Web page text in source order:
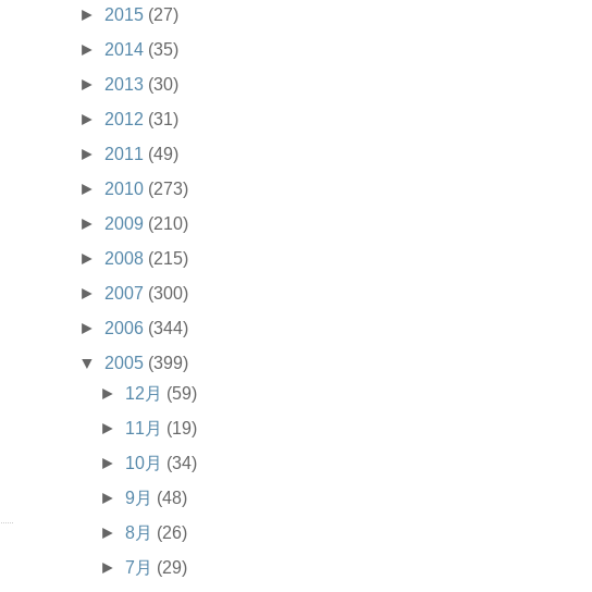
► 2015 (27)
► 2014 (35)
► 2013 (30)
► 2012 (31)
► 2011 (49)
► 2010 (273)
► 2009 (210)
► 2008 (215)
► 2007 (300)
► 2006 (344)
▼ 2005 (399)
► 12月 (59)
► 11月 (19)
► 10月 (34)
►9月 (48)
►8月 (26)
►7月 (29)